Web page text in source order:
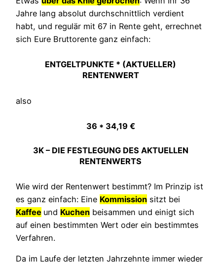
Jahre lang absolut durchschnittlich verdient
habt, und regulär mit 67 in Rente geht, errechnet
sich Eure Bruttorente ganz einfach:
ENTGELTPUNKTE * (AKTUELLER)
RENTENWERT
also
36 * 34,19 €
3K – DIE FESTLEGUNG DES AKTUELLEN
RENTENWERTS
Wie wird der Rentenwert bestimmt? Im Prinzip ist
es ganz einfach: Eine Kommission sitzt bei
Kaffee und Kuchen beisammen und einigt sich
auf einen bestimmten Wert oder ein bestimmtes
Verfahren.
Da im Laufe der letzten Jahrzehnte immer wieder